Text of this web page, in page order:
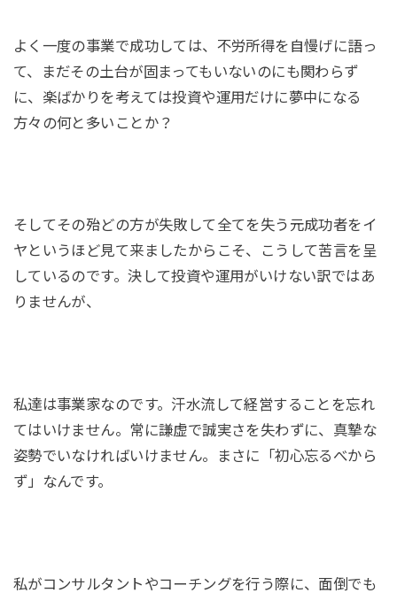
よく一度の事業で成功しては、不労所得を自慢げに語っ
て、まだその土台が固まってもいないのにも関わらず
に、楽ばかりを考えては投資や運用だけに夢中になる
方々の何と多いことか？
そしてその殆どの方が失敗して全てを失う元成功者をイ
ヤというほど見て来ましたからこそ、こうして苦言を呈
しているのです。決して投資や運用がいけない訳ではあ
りませんが、
私達は事業家なのです。汗水流して経営することを忘れ
てはいけません。常に謙虚で誠実さを失わずに、真摯な
姿勢でいなければいけません。まさに「初心忘るべから
ず」なんです。
私がコンサルタントやコーチングを行う際に、面倒でも